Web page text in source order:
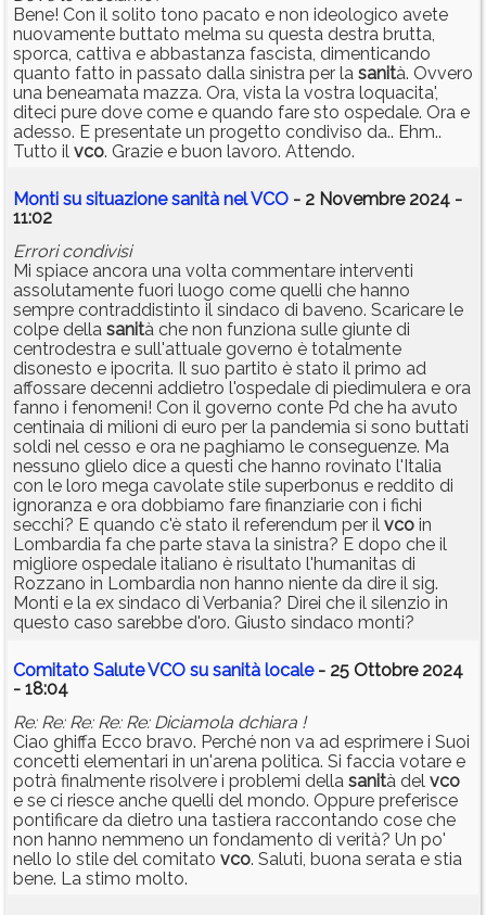
Bene! Con il solito tono pacato e non ideologico avete
nuovamente buttato melma su questa destra brutta,
sporca, cattiva e abbastanza fascista, dimenticando
quanto fatto in passato dalla sinistra per la sanità. Ovvero
una beneamata mazza. Ora, vista la vostra loquacita',
diteci pure dove come e quando fare sto ospedale. Ora e
adesso. E presentate un progetto condiviso da.. Ehm..
Tutto il vco. Grazie e buon lavoro. Attendo.
Monti su situazione sanità nel VCO - 2 Novembre 2024 -
11:02
Errori condivisi
Mi spiace ancora una volta commentare interventi
assolutamente fuori luogo come quelli che hanno
sempre contraddistinto il sindaco di baveno. Scaricare le
colpe della sanità che non funziona sulle giunte di
centrodestra e sull'attuale governo è totalmente
disonesto e ipocrita. Il suo partito è stato il primo ad
affossare decenni addietro l'ospedale di piedimulera e ora
fanno i fenomeni! Con il governo conte Pd che ha avuto
centinaia di milioni di euro per la pandemia si sono buttati
soldi nel cesso e ora ne paghiamo le conseguenze. Ma
nessuno glielo dice a questi che hanno rovinato l'Italia
con le loro mega cavolate stile superbonus e reddito di
ignoranza e ora dobbiamo fare finanziarie con i fichi
secchi? E quando c'è stato il referendum per il vco in
Lombardia fa che parte stava la sinistra? E dopo che il
migliore ospedale italiano è risultato l'humanitas di
Rozzano in Lombardia non hanno niente da dire il sig.
Monti e la ex sindaco di Verbania? Direi che il silenzio in
questo caso sarebbe d'oro. Giusto sindaco monti?
Comitato Salute VCO su sanità locale- 25 Ottobre 2024
- 18:04
Re: Re: Re: Re: Re: Diciamola dchiara !
Ciao ghiffa Ecco bravo. Perché non va ad esprimere i Suoi
concetti elementari in un'arena politica. Si faccia votare e
potrà finalmente risolvere i problemi della sanità del vco
e se ci riesce anche quelli del mondo. Oppure preferisce
pontificare da dietro una tastiera raccontando cose che
non hanno nemmeno un fondamento di verità? Un po'
nello lo stile del comitato vco. Saluti, buona serata e stia
bene. La stimo molto.